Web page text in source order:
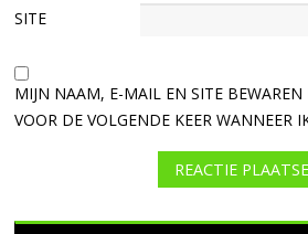
SITE
MIJN NAAM, E-MAIL EN SITE BEWAREN
VOOR DE VOLGENDE KEER WANNEER